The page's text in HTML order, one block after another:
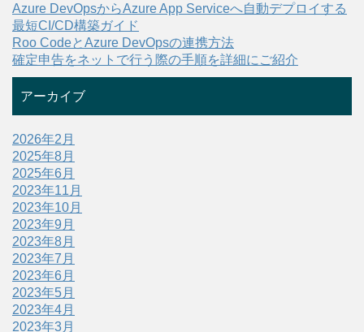
Azure DevOpsからAzure App Serviceへ自動デプロイする
最短CI/CD構築ガイド
Roo CodeとAzure DevOpsの連携方法
確定申告をネットで行う際の手順を詳細にご紹介
アーカイブ
2026年2月
2025年8月
2025年6月
2023年11月
2023年10月
2023年9月
2023年8月
2023年7月
2023年6月
2023年5月
2023年4月
2023年3月